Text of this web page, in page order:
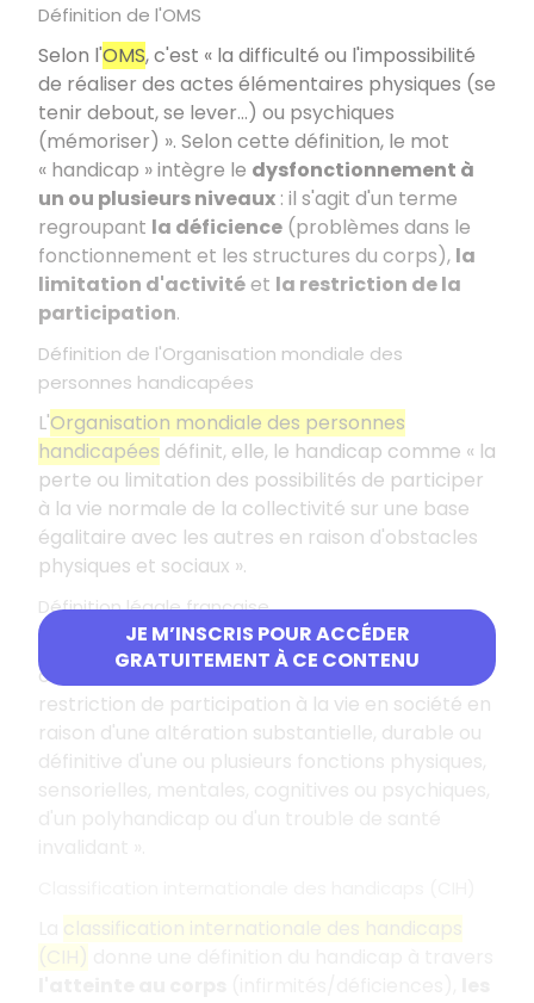
JE M’INSCRIS POUR ACCÉDER
GRATUITEMENT À CE CONTENU
Définition de l'OMS
Selon l'OMS, c'est « la difficulté ou l'impossibilité
de réaliser des actes élémentaires physiques (se
tenir debout, se lever…) ou psychiques
(mémoriser) ». Selon cette définition, le mot
« handicap » intègre le dysfonctionnement à
un ou plusieurs niveaux : il s'agit d'un terme
regroupant la déficience (problèmes dans le
fonctionnement et les structures du corps), la
limitation d'activitéet la restriction de la
participation.
Définition de l'Organisation mondiale des
personnes handicapées
L'Organisation mondiale des personnes
handicapées définit, elle, le handicap comme « la
perte ou limitation des possibilités de participer
à la vie normale de la collectivité sur une base
égalitaire avec les autres en raison d'obstacles
physiques et sociaux ».
Définition légale française
loi du 11 février 2005précise que le handicap
constitue « toute limitation d'activité ou
restriction de participation à la vie en société en
raison d'une altération substantielle, durable ou
définitive d'une ou plusieurs fonctions physiques,